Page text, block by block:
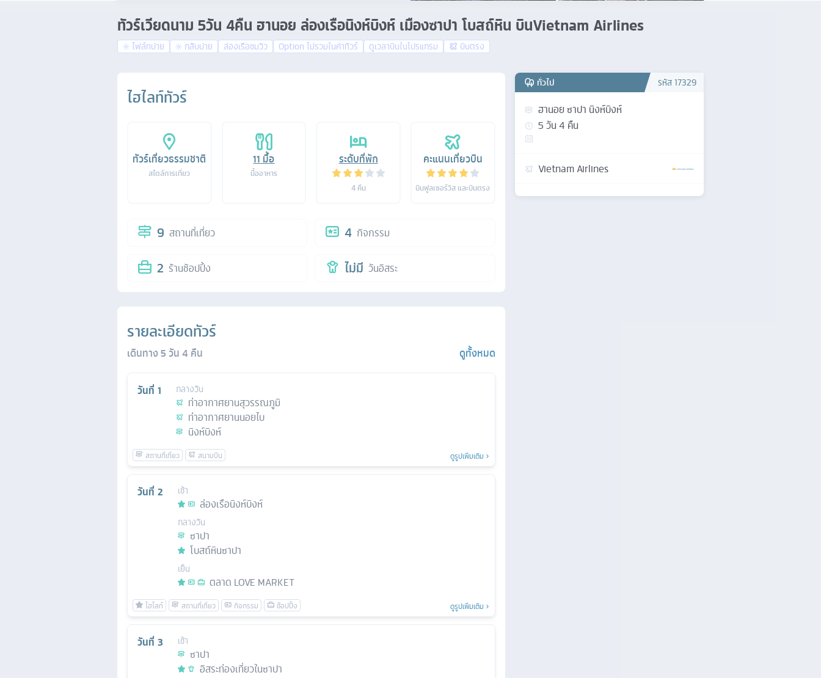
ทัวร์เวียดนาม 5วัน 4คืน ฮานอย ล่องเรือนิงห์บิงห์ เมืองซาปา โบสถ์หิน บินVietnam Airlines
ไฟล์ทบ่าย กลับบ่าย ล่องเรือชมวิว Option ไม่รวมในค่าทัวร์ ดูเวลาบินในโปรแกรม บินตรง
ไฮไลท์ทัวร์
ทัวร์เที่ยวธรรมชาติ
สไตล์การเที่ยว
11มื้อ
มื้ออาหาร
ระดับที่พัก
4คืน
คะแนนเที่ยวบิน
บินฟูลเซอร์วิส และบินตรง
9 สถานที่เที่ยว 4 กิจกรรม
2 ร้านช้อปปิ้ง ไม่มี วันอิสระ
รายละเอียดทัวร์
เดินทาง5วัน4 คืน ดูทั้งหมด
วันที่ 1 กลางวัน
ท่าอากาศยานสุวรรณภูมิ
ท่าอากาศยานนอยไบ
นิงห์บิงห์
ดูรูปเพิ่มเติม
วันที่ 2 เช้า
ล่องเรือนิงห์บิงห์
กลางวัน
ซาปา
โบสถ์หินซาปา
เย็น
ตลาด LOVE MARKET
ดูรูปเพิ่มเติม
วันที่ 3 เช้า
ซาปา
อิสระท่องเที่ยวในซาปา
ทั่วไป รหัส17329
ฮานอย ซาปา นิงห์บิงห์
5วัน4 คืน
Vietnam Airlines